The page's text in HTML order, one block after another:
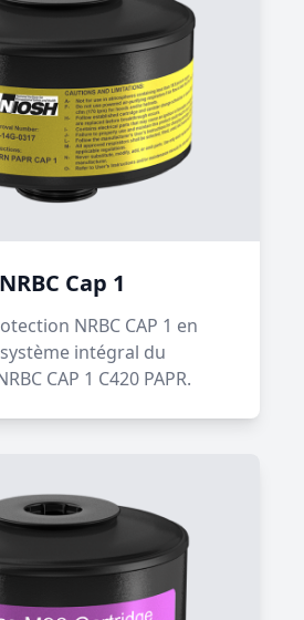
Cap 1
NRBC CAP 1 en
intégral du
CAP 1 C420 PAPR.